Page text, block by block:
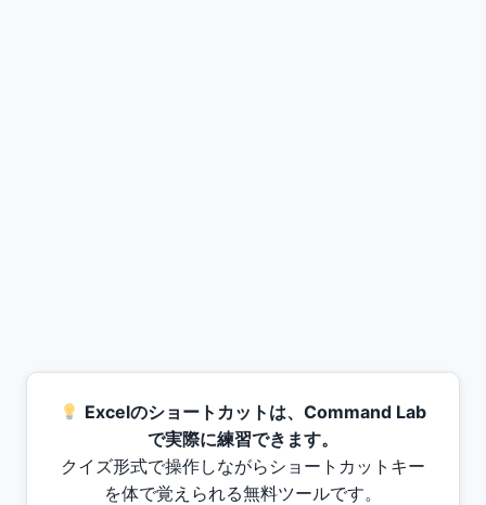
Excelのショートカットは、Command Lab
で実際に練習できます。
クイズ形式で操作しながらショートカットキー
を体で覚えられる無料ツールです。